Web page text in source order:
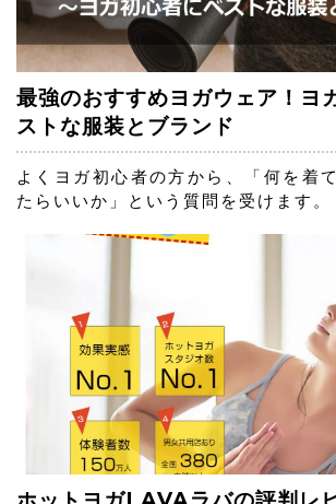
最強のおすすめヨガウェア！ヨ
ストな服装とブランド
よくヨガ初心者の方から、「何を着
たらいいか」という質問を受けます